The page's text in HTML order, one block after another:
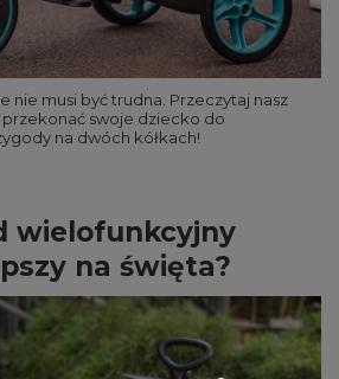
nie musi być trudna. Przeczytaj nasz
przekonać swoje dziecko do
na dwóch kółkach!
wielofunkcyjny
na święta?